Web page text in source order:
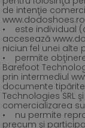
de intenţie
• este individual
accesează
niciun fel unei alte
• permite
Barefoot
prin intermediul
documente
Technologies SRL
comercializarea
• nu permite
precum şi